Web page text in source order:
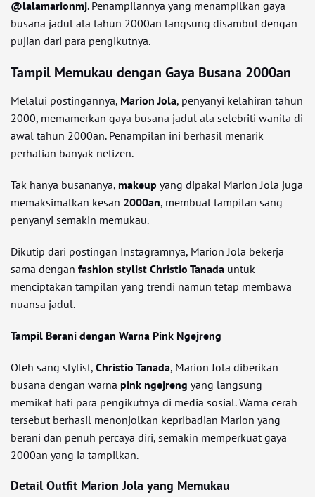
@lalamarionmj. Penampilannya yang menampilkan gaya
busana jadul ala tahun 2000an langsung disambut dengan
pujian dari para pengikutnya.
Tampil Memukau dengan Gaya Busana 2000an
Melalui postingannya, Marion Jola, penyanyi kelahiran tahun
2000, memamerkan gaya busana jadul ala selebriti wanita di
awal tahun 2000an. Penampilan ini berhasil menarik
perhatian banyak netizen.
Tak hanya busananya, makeup yang dipakai Marion Jola juga
memaksimalkan kesan 2000an, membuat tampilan sang
penyanyi semakin memukau.
Dikutip dari postingan Instagramnya, Marion Jola bekerja
sama dengan fashion stylist Christio Tanada untuk
menciptakan tampilan yang trendi namun tetap membawa
nuansa jadul.
Tampil Berani dengan Warna Pink Ngejreng
Oleh sang stylist, Christio Tanada, Marion Jola diberikan
busana dengan warna pink ngejreng yang langsung
memikat hati para pengikutnya di media sosial. Warna cerah
tersebut berhasil menonjolkan kepribadian Marion yang
berani dan penuh percaya diri, semakin memperkuat gaya
2000an yang ia tampilkan.
Detail Outfit Marion Jola yang Memukau